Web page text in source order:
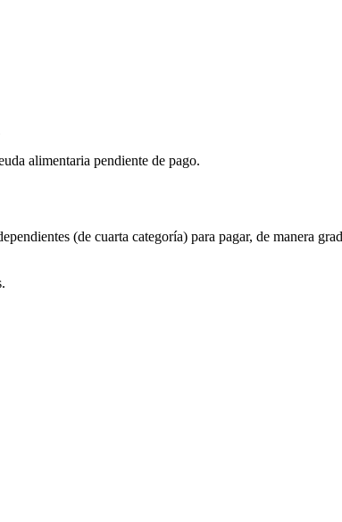
alimentaria pendiente de pago.
(de cuarta categoría) para pagar, de manera